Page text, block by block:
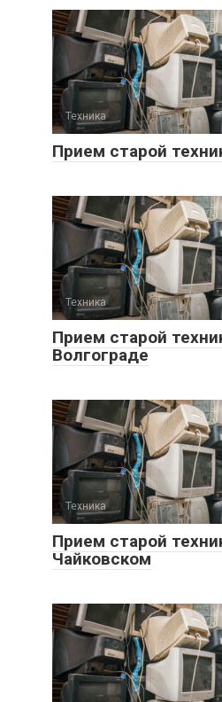
Техника
Прием старой
Техника
Прием старой
Волгограде
Техника
Прием старой
Чайковском